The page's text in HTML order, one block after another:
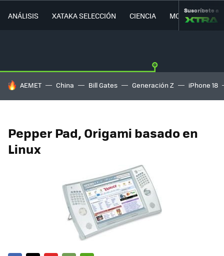
ANÁLISIS XATAKA SELECCIÓN CIENCIA MOVILIDAD
Suscríbete a
HOY SE HABLA DE
AEMET China Bill Gates Generación Z iPhone 18
Pepper Pad, Origami basado en
Linux